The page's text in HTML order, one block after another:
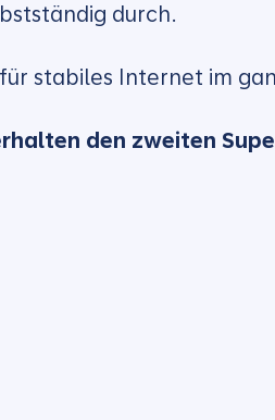
durch.
stabiles Internet im
den zweiten